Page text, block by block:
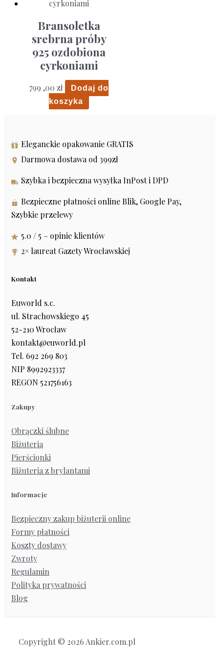
Bransoletka
srebrna próby
925 ozdobiona
cyrkoniami
799 ,00 zł
Dodaj do
koszyka
Eleganckie opakowanie GRATIS
Darmowa dostawa od 399zł
Szybka i bezpieczna wysyłka InPost i DPD
Bezpieczne płatności online Blik, Google Pay,
Szybkie przelewy
5.0 / 5 – opinie klientów
2× laureat Gazety Wrocławskiej
Kontakt
Euworld s.c.
ul. Strachowskiego 45
52-210 Wrocław
kontakt@euworld.pl
Tel. 692 269 803
NIP 8992923337
REGON 521756163
Zakupy
Obrączki ślubne
Biżuteria
Pierścionki
Biżuteria z brylantami
Informacje
Bezpieczny zakup biżuterii online
Formy płatności
Koszty dostawy
Zwroty
Regulamin
Polityka prywatności
Blog
Copyright © 2026 Ankier.com.pl